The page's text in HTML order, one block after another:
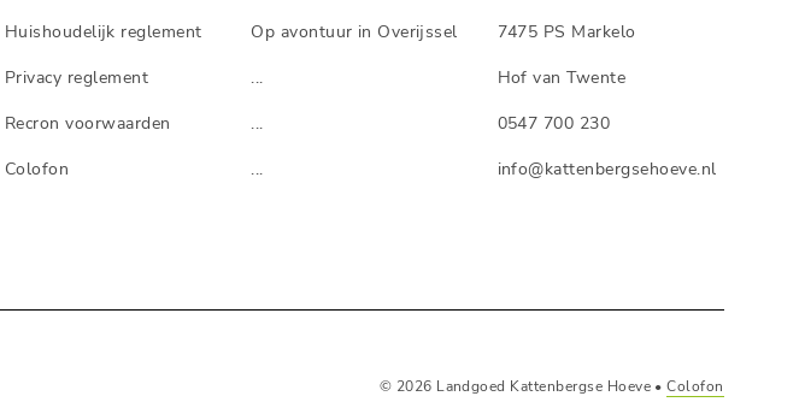
Huishoudelijk reglement
Privacy reglement
Recron voorwaarden
Colofon
Op avontuur in Overijssel
...
...
...
7475 PS Markelo
Hof van Twente
0547 700 230
info@kattenbergsehoeve.nl
© 2026 Landgoed Kattenbergse Hoeve •Colofon